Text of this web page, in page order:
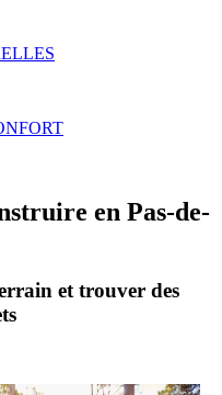
en Pas-de-
et trouver des